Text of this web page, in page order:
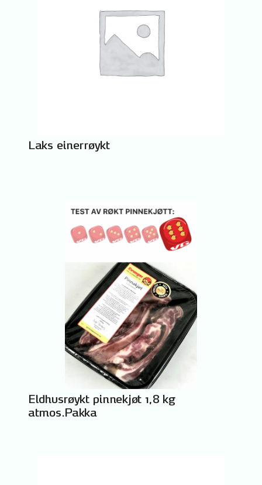
Laks einerrøykt
Eldhusrøykt pinnekjøt 1,8 kg
atmos.Pakka